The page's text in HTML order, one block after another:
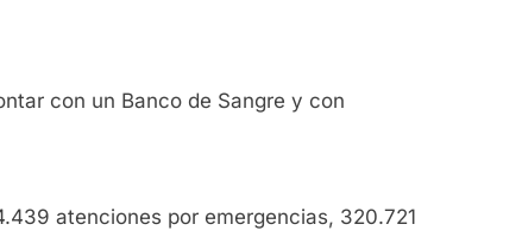
con un Banco de Sangre y con
atenciones por emergencias, 320.721